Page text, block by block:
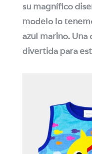
su magnífico
modelo lo
azul marino. Una
divertida para